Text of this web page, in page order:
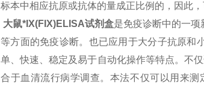
标本中相应抗原或抗体的量成正比例的，因此
大鼠*IX(FIX)ELISA试剂盒是免疫诊断中的一
等方面的免疫诊断。也已应用于大分子抗原和
单、快速、稳定及易于自动化操作等特点。不
合于血清流行病学调查。本法不仅可以用来